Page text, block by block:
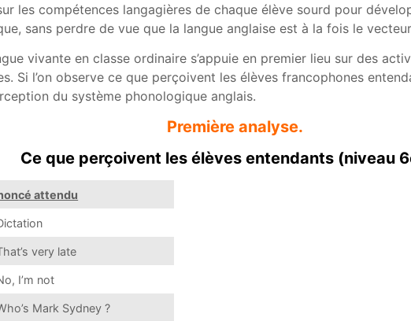
les compétences langagières de chaque élève sourd pour
sans perdre de vue que la langue anglaise est à la fois le
vivante en classe ordinaire s’appuie en premier lieu sur des
Si l’on observe ce que perçoivent les élèves francophones
du système phonologique anglais.
Première analyse.
Ce que perçoivent les élèves entendants (niveau
attendu
very late
I’m not
Mark Sydney ?